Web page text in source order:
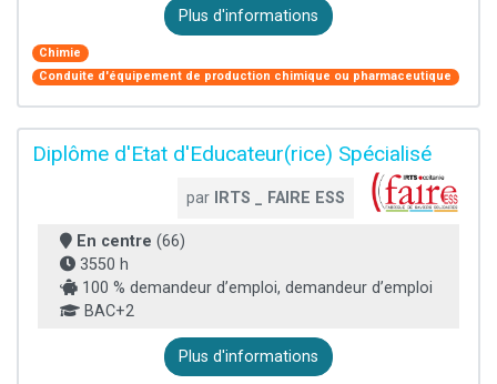
Plus d'informations
Chimie
Conduite d'équipement de production chimique ou pharmaceutique
Diplôme d'Etat d'Educateur(rice) Spécialisé
par IRTS _ FAIRE ESS
En centre (66)
3550 h
100 % demandeur d’emploi, demandeur d’emploi
BAC+2
Plus d'informations